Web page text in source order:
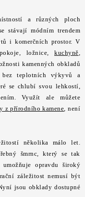
ŘÁD GDPR
a různých ploch
stávají módním trendem
i komerčních prostor. V
ložnice, kuchyně
kamenných obkladů
bez teplotních výkyvů a
se chlubí svou lehkostí,
Využít ale můžete
z přírodního kamene , není
několika málo let.
šmrnc, který se tak
umožňuje opravdu široký
záležitost nemusí být
jsou obklady dostupné